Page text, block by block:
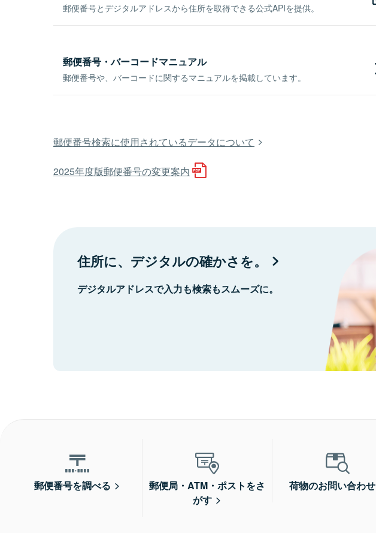
郵便番号とデジタルアドレスから住所を取得できる公式APIを提供。
郵便番号・バーコードマニュアル
郵便番号や、バーコードに関するマニュアルを掲載しています。
郵便番号検索に使用されているデータについて
2025年度版郵便番号の変更案内
住所に、デジタルの確かさを。
デジタルアドレスで入力も検索もスムーズに。
郵便番号を調べる
郵便局・ATM・ポストをさ
がす
荷物のお問い合わせ